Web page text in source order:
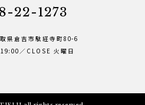
22-1273
県倉吉市駄経寺町80-6
／CLOSE 火曜日